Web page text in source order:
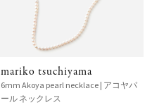
mariko tsuchiyama
6mm Akoya pearl necklace | アコヤパ
ール ネックレス